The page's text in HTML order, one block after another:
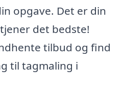
opgave. Det er din
det bedste!
tilbud og find
til tagmaling i